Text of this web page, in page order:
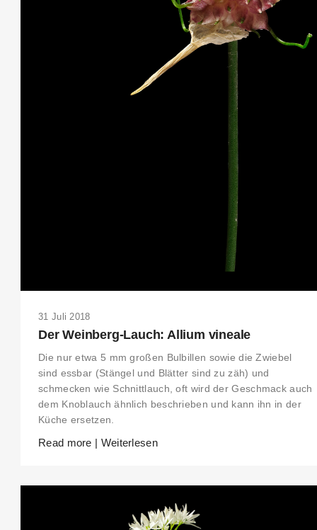
31 Juli 2018
Der Weinberg-Lauch: Allium vineale
Die nur etwa 5 mm großen Bulbillen sowie die Zwiebel
sind essbar (Stängel und Blätter sind zu zäh) und
schmecken wie Schnittlauch, oft wird der Geschmack auch
dem Knoblauch ähnlich beschrieben und kann ihn in der
Küche ersetzen.
Read more | Weiterlesen